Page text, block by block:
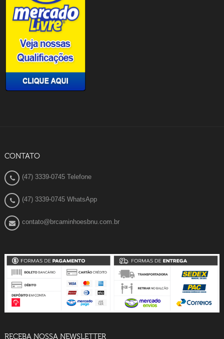
CONTATO
(47) 3339-0745 Telefone
(47) 3339-0745 WhatsApp
contato@brcaminhoesbnu.com.br
RECEBA NOSSA NEWSLETTER